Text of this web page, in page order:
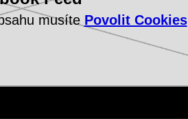
musíte Povolit Cookies